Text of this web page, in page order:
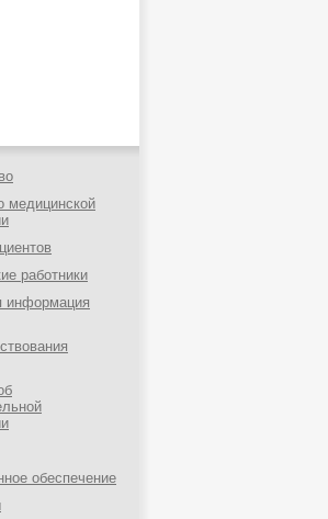
медицинской
работники
информация
обеспечение